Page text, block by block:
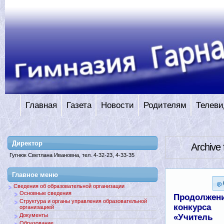
Главная Газета Новости Родителям
Archive
конкурса
«Учитель
Директор
Гугнюк Светлана Ивановна, тел. 4-32-23, 4-33-35
Главное меню
Сведения об образовательной организации
Основные сведения
Структура и органы управления образовательной
организацией
Документы
Образование